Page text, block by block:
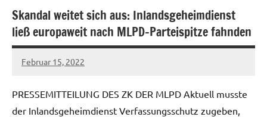
Skandal weitet sich aus: Inlandsgeheimdienst
ließ europaweit nach MLPD-Parteispitze fahnden
Februar 15, 2022
U19ju-
Keine
PRESSEMITTEILUNG DES ZK DER MLPD Aktuell musste
der Inlandsgeheimdienst Verfassungsschutz zugeben,